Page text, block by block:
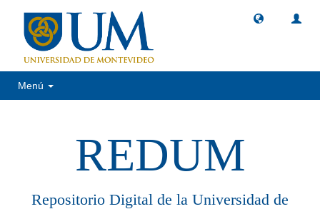
Menú
REDUM
Repositorio Digital de la Universidad de